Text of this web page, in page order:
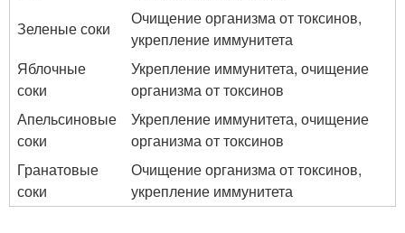
Зеленые соки
Очищение организма от токсинов,
укрепление иммунитета
Яблочные
соки
Укрепление иммунитета, очищение
организма от токсинов
Апельсиновые
соки
Укрепление иммунитета, очищение
организма от токсинов
Гранатовые
соки
Очищение организма от токсинов,
укрепление иммунитета